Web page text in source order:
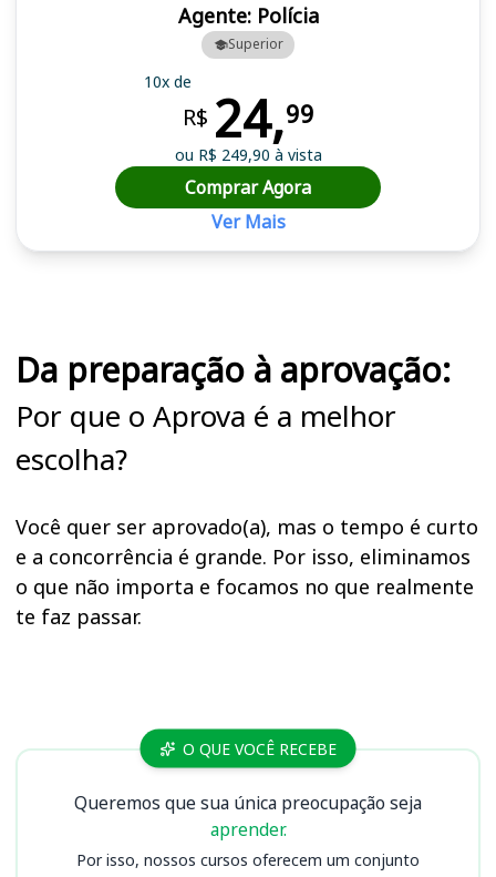
Agente: Polícia
Superior
10x de
R$ 24,99
ou R$ 249,90 à vista
Comprar Agora
Ver Mais
Da preparação à aprovação:
Por que o Aprova é a melhor
escolha?
Você quer ser aprovado(a), mas o tempo é curto
e a concorrência é grande. Por isso, eliminamos
o que não importa e focamos no que realmente
te faz passar.
Cursos PC SPO QUE VOCÊ RECEBE
Queremos que sua única preocupação seja
aprender.
Por isso, nossos cursos oferecem um conjunto